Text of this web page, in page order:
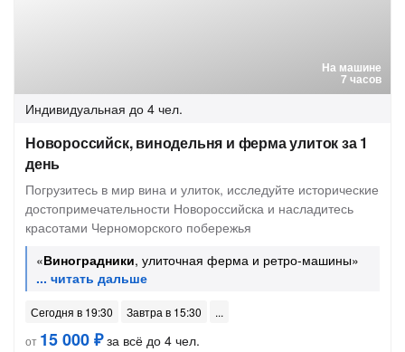
На машине
7 часов
Индивидуальная до 4 чел.
Новороссийск, винодельня и ферма улиток за 1
день
Погрузитесь в мир вина и улиток, исследуйте исторические
достопримечательности Новороссийска и насладитесь
красотами Черноморского побережья
«Виноградники, улиточная ферма и ретро-машины»
Сегодня в 19:30
Завтра в 15:30
от 15 000 ₽за всё до 4 чел.